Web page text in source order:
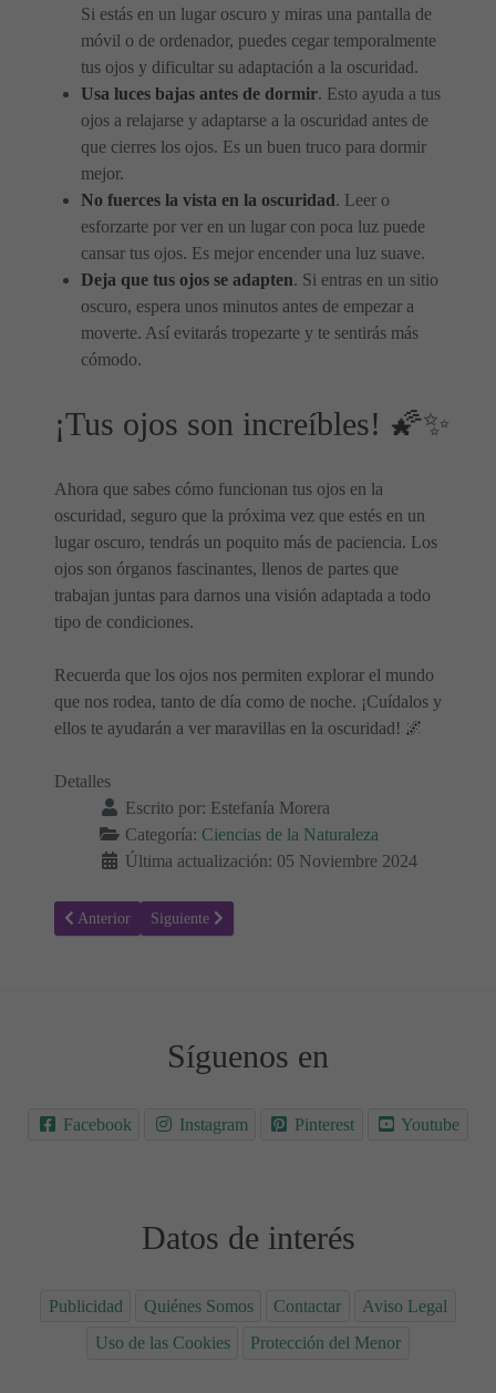
Si estás en un lugar oscuro y miras una pantalla de
móvil o de ordenador, puedes cegar temporalmente
tus ojos y dificultar su adaptación a la oscuridad.
Usa luces bajas antes de dormir. Esto ayuda a tus
ojos a relajarse y adaptarse a la oscuridad antes de
que cierres los ojos. Es un buen truco para dormir
mejor.
No fuerces la vista en la oscuridad. Leer o
esforzarte por ver en un lugar con poca luz puede
cansar tus ojos. Es mejor encender una luz suave.
Deja que tus ojos se adapten. Si entras en un sitio
oscuro, espera unos minutos antes de empezar a
moverte. Así evitarás tropezarte y te sentirás más
cómodo.
¡Tus ojos son increíbles! 🌠✨
Ahora que sabes cómo funcionan tus ojos en la
oscuridad, seguro que la próxima vez que estés en un
lugar oscuro, tendrás un poquito más de paciencia. Los
ojos son órganos fascinantes, llenos de partes que
trabajan juntas para darnos una visión adaptada a todo
tipo de condiciones.
Recuerda que los ojos nos permiten explorar el mundo
que nos rodea, tanto de día como de noche. ¡Cuídalos y
ellos te ayudarán a ver maravillas en la oscuridad! 🌌
Detalles
Escrito por: Estefanía Morera
Categoría: Ciencias de la Naturaleza
Última actualización: 05 Noviembre 2024
Artículo anterior: ¿Cómo se Detectan los Olores? Explicado para
Anterior Artículo siguiente: ¿Por qué no es lisa la Superficie
Siguiente
Síguenos en
Facebook Instagram Pinterest Youtube
Datos de interés
Publicidad Quiénes Somos Contactar
Aviso Legal
Uso de las Cookies
Protección del Menor